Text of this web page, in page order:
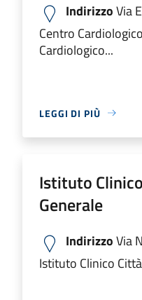
IndirizzoVia
Centro
Cardiologico...
LEGGI DI PIÙ
Istituto
Generale
IndirizzoVia
Istituto Clinico